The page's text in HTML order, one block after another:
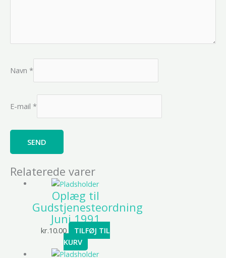
Navn *
E-mail *
Relaterede varer
Oplæg til
Gudstjenesteordning
Juni 1991
kr.10.00
TILFØJ TIL
KURV